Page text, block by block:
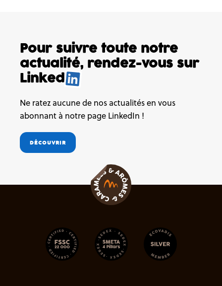
Pour suivre toute notre
actualité, rendez-vous sur
Linked
Ne ratez aucune de nos actualités en vous
abonnant à notre page LinkedIn !
DÉCOUVRIR